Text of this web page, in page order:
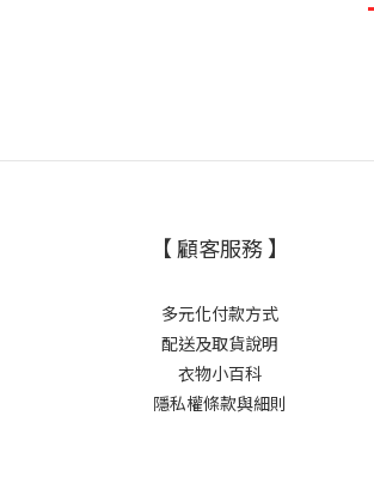
【 顧客服務 】
多元化付款方式
配送及取貨說明
衣物小百科
隱私權條款與細則